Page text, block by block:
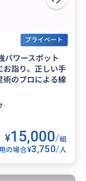
プライベート
パワースポット
お詣り。正しい手
術のプロによる線
¥15,000/組
の場合¥3,750/人